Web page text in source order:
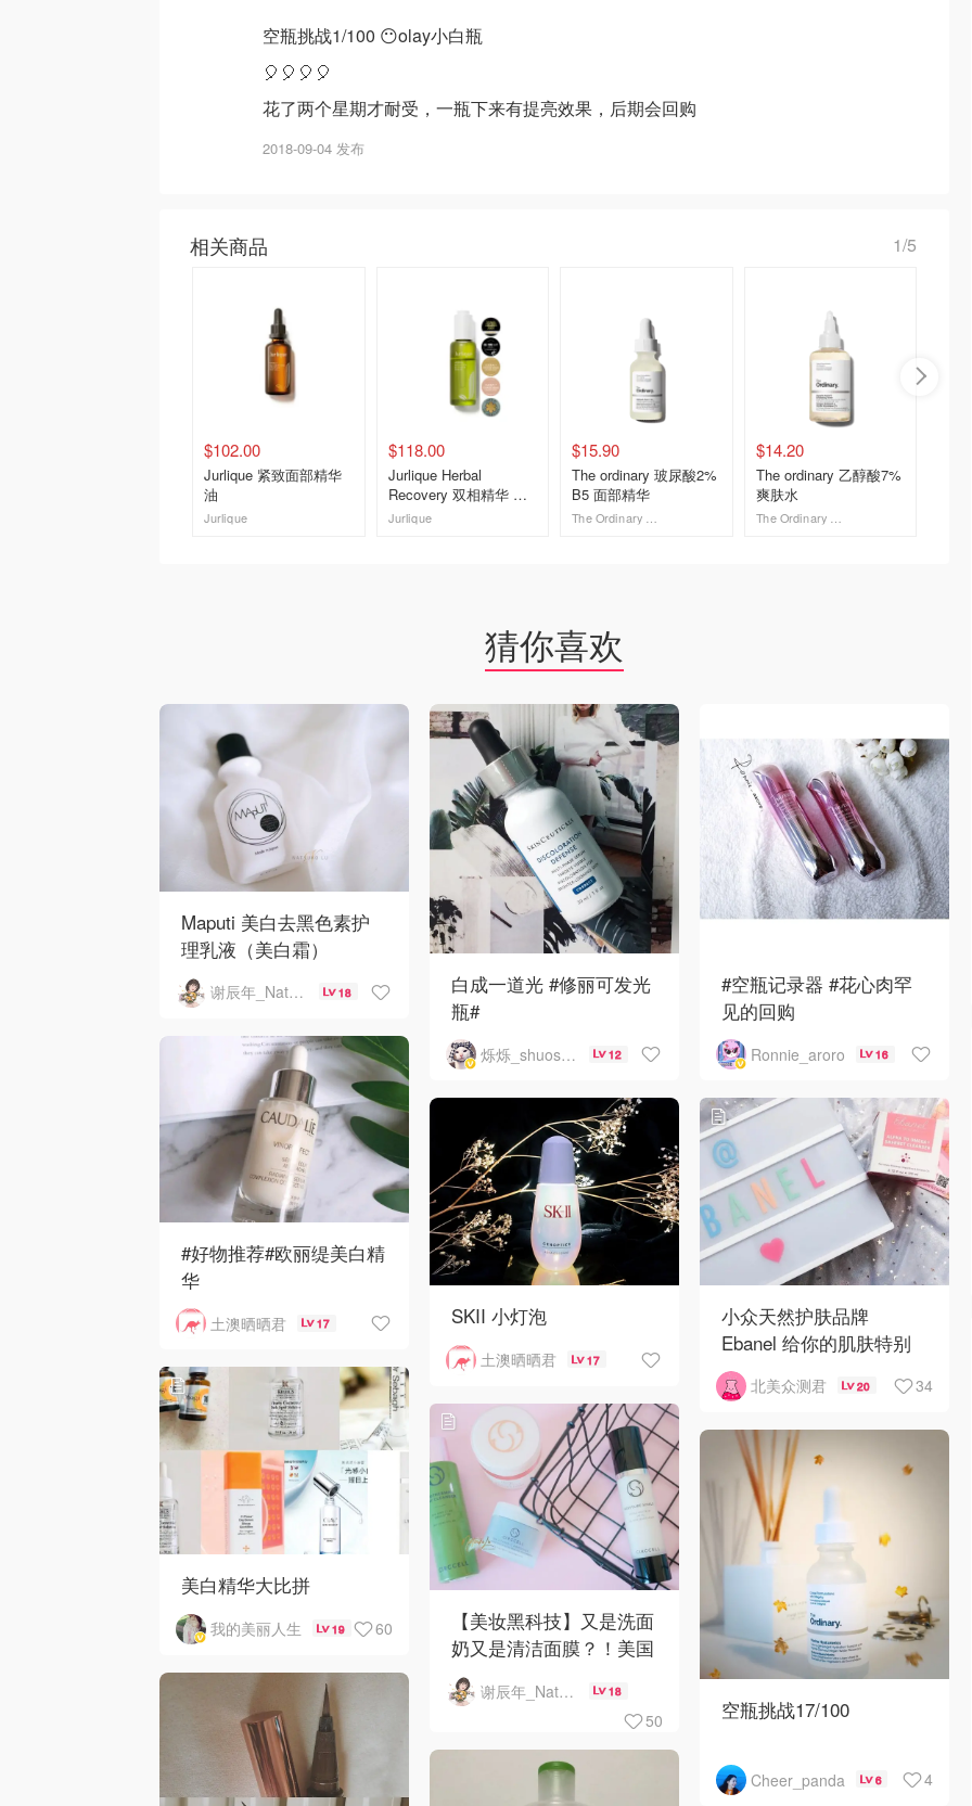
空瓶挑战1/100 😶olay小白瓶
🎈🎈🎈🎈
花了两个星期才耐受，一瓶下来有提亮效果，后期会回购
2018-09-04 发布
相关商品 1/5
$102.00
Jurlique 紧致面部精华
油
Jurlique
$118.00
Jurlique Herbal
Recovery 双相精华 面
部护肤
Jurlique
$15.90
The ordinary 玻尿酸2%
B5 面部精华
$14.20
The ordinary 乙醇酸7%
爽肤水
猜你喜欢
Maputi 美白去黑色素护
理乳液（美白霜）
谢辰年_Natsuko年年 18
白成一道光 #修丽可发光
瓶#
烁烁_shuoshuo 12
#空瓶记录器 #花心肉罕
见的回购
?资生堂新透白美白精华
我可能是资生堂爸爸的乖
女儿……大概一个多月用
完30ml感
Ronnie_aroro 16
#好物推荐#欧丽缇美白精
华
土澳晒晒君 17 SKII 小灯泡
土澳晒晒君 17
小众天然护肤品牌
Ebanel 给你的肌肤特别
的呵护
北美众测君 20 34
美白精华大比拼
我的美丽人生 19 60
【美妆黑科技】又是洗面
奶又是清洁面膜？！美国
小众护肤品牌CIRCCELL
谢辰年_Natsuko年年 18
50
空瓶挑战17/100
继续尝试the ordinary家
产品～Cheer_panda 6 4